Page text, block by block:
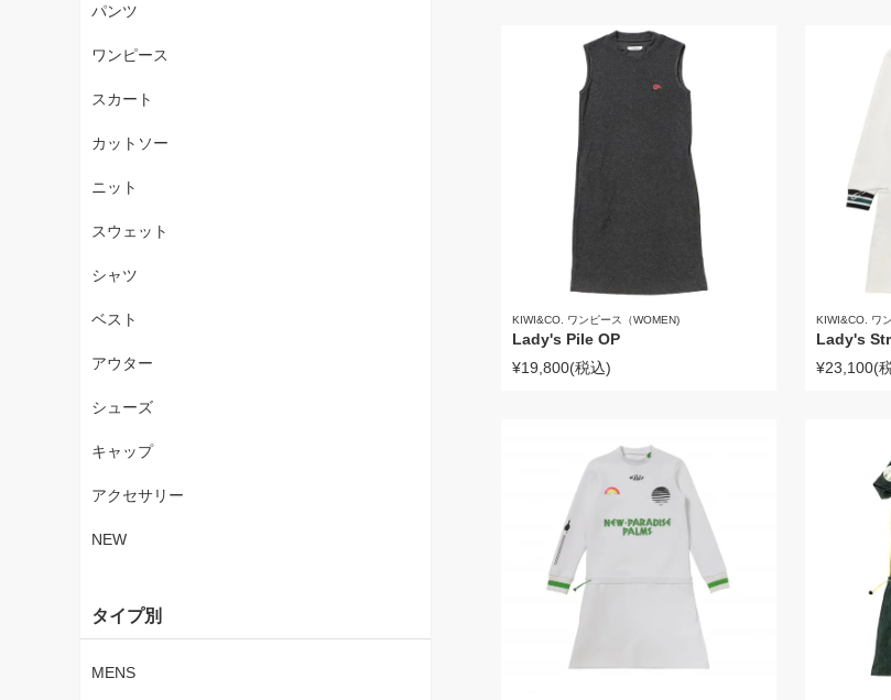
KIWI&CO. ワンピース（WOMEN)
Lady's Pile OP
¥19,800(税込)
KIWI&CO. ワ
Lady's
¥23,100(
パンツ
ワンピース
スカート
カットソー
ニット
スウェット
シャツ
ベスト
アウター
シューズ
キャップ
アクセサリー
NEW
タイプ別
MENS